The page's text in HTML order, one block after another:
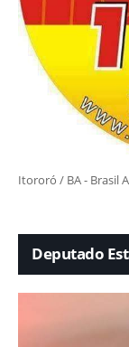
Itororó / BA - Brasil
Deputado